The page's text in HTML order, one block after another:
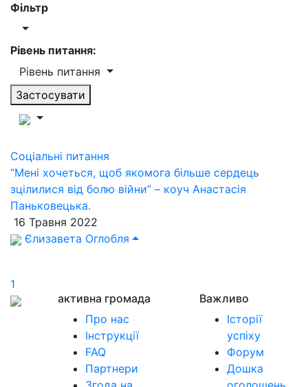
Фільтр
Рівень питання:
Рівень питання
Застосувати
Соціальні питання
“Мені хочеться, щоб якомога більше сердець
зцілилися від болю війни” – коуч Анастасія
Паньковецька.
16 Травня 2022
Єлизавета Оглобля
1
активна громада
Про нас
Інструкції
FAQ
Партнери
Важливо
Історії
успіху
Форум
Дошка